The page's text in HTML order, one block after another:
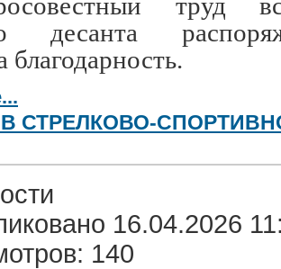
десанта
благодарность.
СТРЕЛКОВО-
16.04.2026
140